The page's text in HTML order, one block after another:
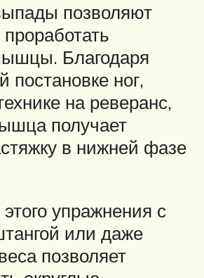
позволяют
Благодаря
постановке ног,
на реверанс,
получает
в нижней фазе
упражнения с
или даже
позволяет